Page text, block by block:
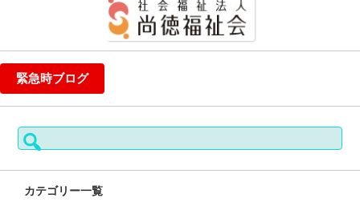
緊急時ブログ
検
索:
カテゴリー一覧